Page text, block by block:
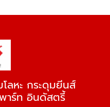
ลหะ กระดุมยีนส์
าร์ท อินดัสตรี้